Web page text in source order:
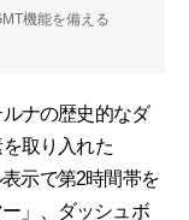
機能を備える
ナの歴史的なダ
取り入れた
示で第2時間帯を
」、ダッシュボ